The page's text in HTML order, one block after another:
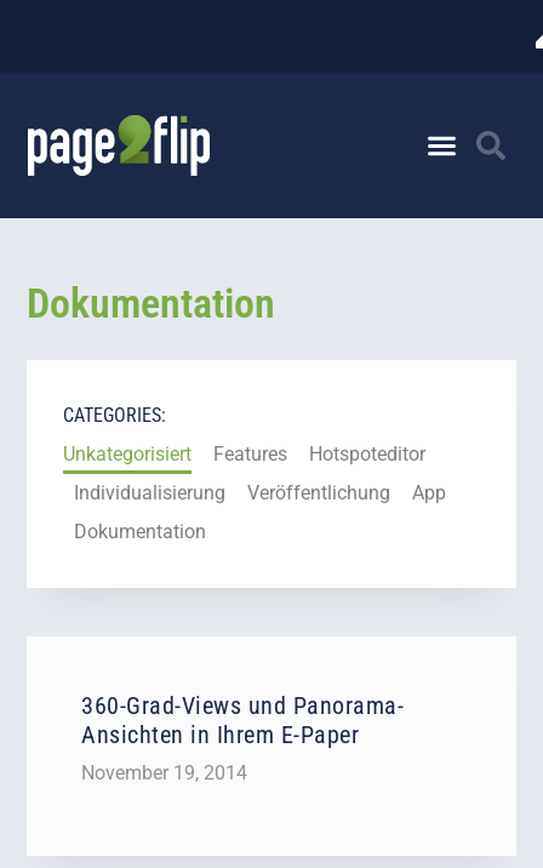
Dokumentation
CATEGORIES:
Unkategorisiert
Features
Hotspoteditor
Individualisierung
Veröffentlichung
App
Dokumentation
360-Grad-Views und Panorama-
Ansichten in Ihrem E-Paper
November 19, 2014